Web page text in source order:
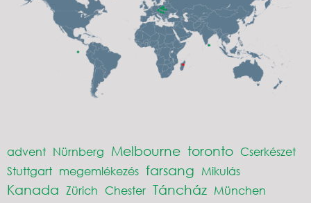
advent Nürnberg Melbourne toronto Cserkészet
Stuttgart megemlékezés farsang Mikulás
Kanada Zürich Chester Táncház München